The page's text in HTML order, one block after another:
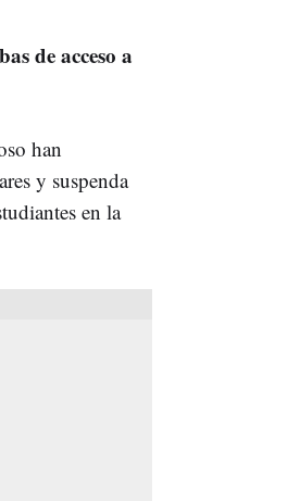
de acceso a
han
y suspenda
en la